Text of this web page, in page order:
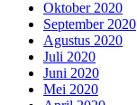
Oktober 2020
September 2020
Agustus 2020
Juli 2020
Juni 2020
Mei 2020